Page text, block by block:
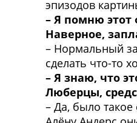
эпизодов
– Я помню этот
Наверное,
– Нормальный
сделать что-то
– Я знаю, что
Люберцы,
– Да, было